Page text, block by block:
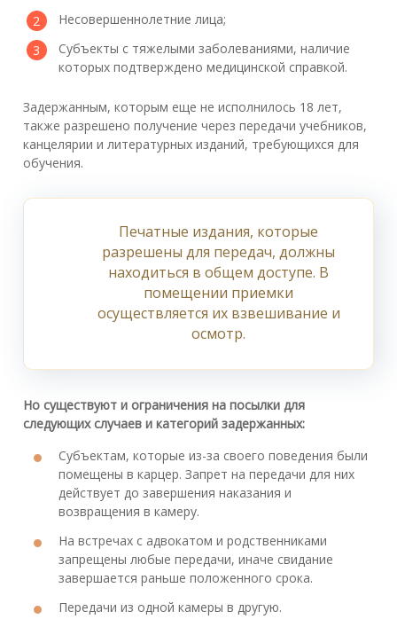
Несовершеннолетние лица;
Субъекты с тяжелыми заболеваниями, наличие
которых подтверждено медицинской справкой.
Задержанным, которым еще не исполнилось 18 лет,
также разрешено получение через передачи учебников,
канцелярии и литературных изданий, требующихся для
обучения.
Печатные издания, которые
разрешены для передач, должны
находиться в общем доступе. В
помещении приемки
осуществляется их взвешивание и
осмотр.
Но существуют и ограничения на посылки для
следующих случаев и категорий задержанных:
Субъектам, которые из-за своего поведения были
помещены в карцер. Запрет на передачи для них
действует до завершения наказания и
возвращения в камеру.
На встречах с адвокатом и родственниками
запрещены любые передачи, иначе свидание
завершается раньше положенного срока.
Передачи из одной камеры в другую.